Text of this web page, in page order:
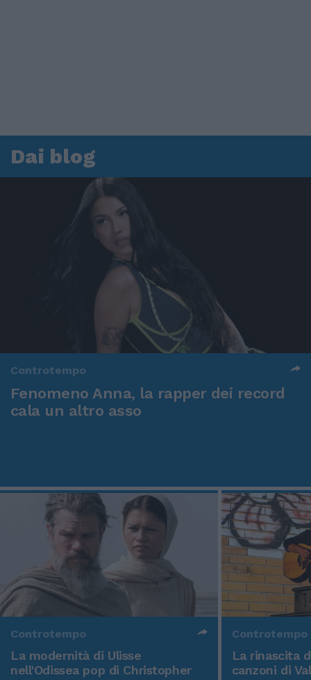
Dai blog
Controtempo
Fenomeno Anna, la rapper dei record
cala un altro asso
Controtempo
La modernità di Ulisse
nell'Odissea pop di Christopher
Controtempo
La rinascita
canzoni di